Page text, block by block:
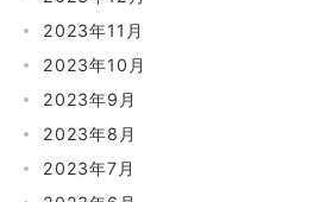
2023年11月
2023年10月
2023年9月
2023年8月
2023年7月